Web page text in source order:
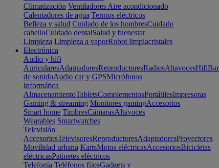
Climatización Ventiladores Aire acondicionado
Calentadores de agua Termos eléctricos
Belleza y salud Cuidado de los hombresCuidado
cabelloCuidado dentalSalud y bienestar
Limpieza Limpieza a vaporRobot limpiacristales
Electrónica
Audio y hifi
AuricularesAdaptadoresReproductoresRadiosAltavocesHifi
de sonidoAudio car y GPSMicrófonos
Informática
AlmacenamientoTabletsComplementosPortátilesImpresoras
Gaming & streaming Monitores gamingAccesorios
Smart home TimbresCámarasAltavoces
Wearables Smartwatches
Televisión
AccesoriosTelevisoresReproductoresAdaptadoresProyectores
Movilidad urbana KartsMotos eléctricasAccesoriosBicicletas
eléctricasPatinetes eléctricos
Telefonía Teléfonos fijosGadgets y